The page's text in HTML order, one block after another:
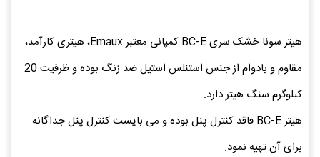
هیتر سونا خشک سری BC-E کمپانی معتبر Emaux، هیتری کارآمد،
مقاوم و بادوام از جنس استنلس استیل ضد زنگ بوده و ظرفیت 20
کیلوگرم سنگ هیتر دارد.
هیتر BC-E فاقد کنترل پنل بوده و می بایست کنترل پنل جداگانه
برای آن تهیه نمود.